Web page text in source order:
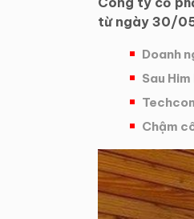
từ ngày 30/
Doanh
Sau
Chậm